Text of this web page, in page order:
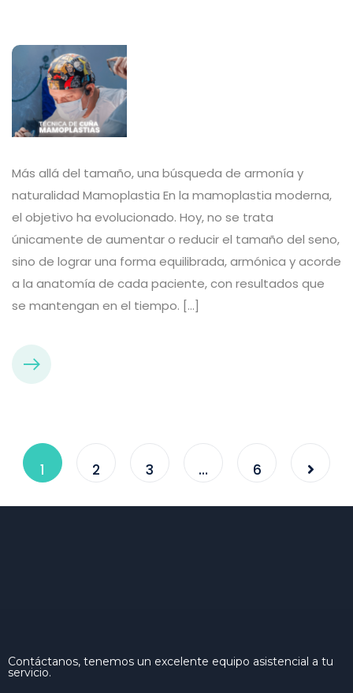
Más allá del tamaño, una búsqueda de armonía y
naturalidad Mamoplastia En la mamoplastia moderna,
el objetivo ha evolucionado. Hoy, no se trata
únicamente de aumentar o reducir el tamaño del seno,
sino de lograr una forma equilibrada, armónica y acorde
a la anatomía de cada paciente, con resultados que
se mantengan en el tiempo. […]
1 2 3 … 6
Contáctanos, tenemos un excelente equipo asistencial a tu
servicio.